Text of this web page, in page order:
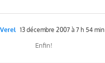
Verel 13 décembre 2007 à 7 h 54 min
Enfin!